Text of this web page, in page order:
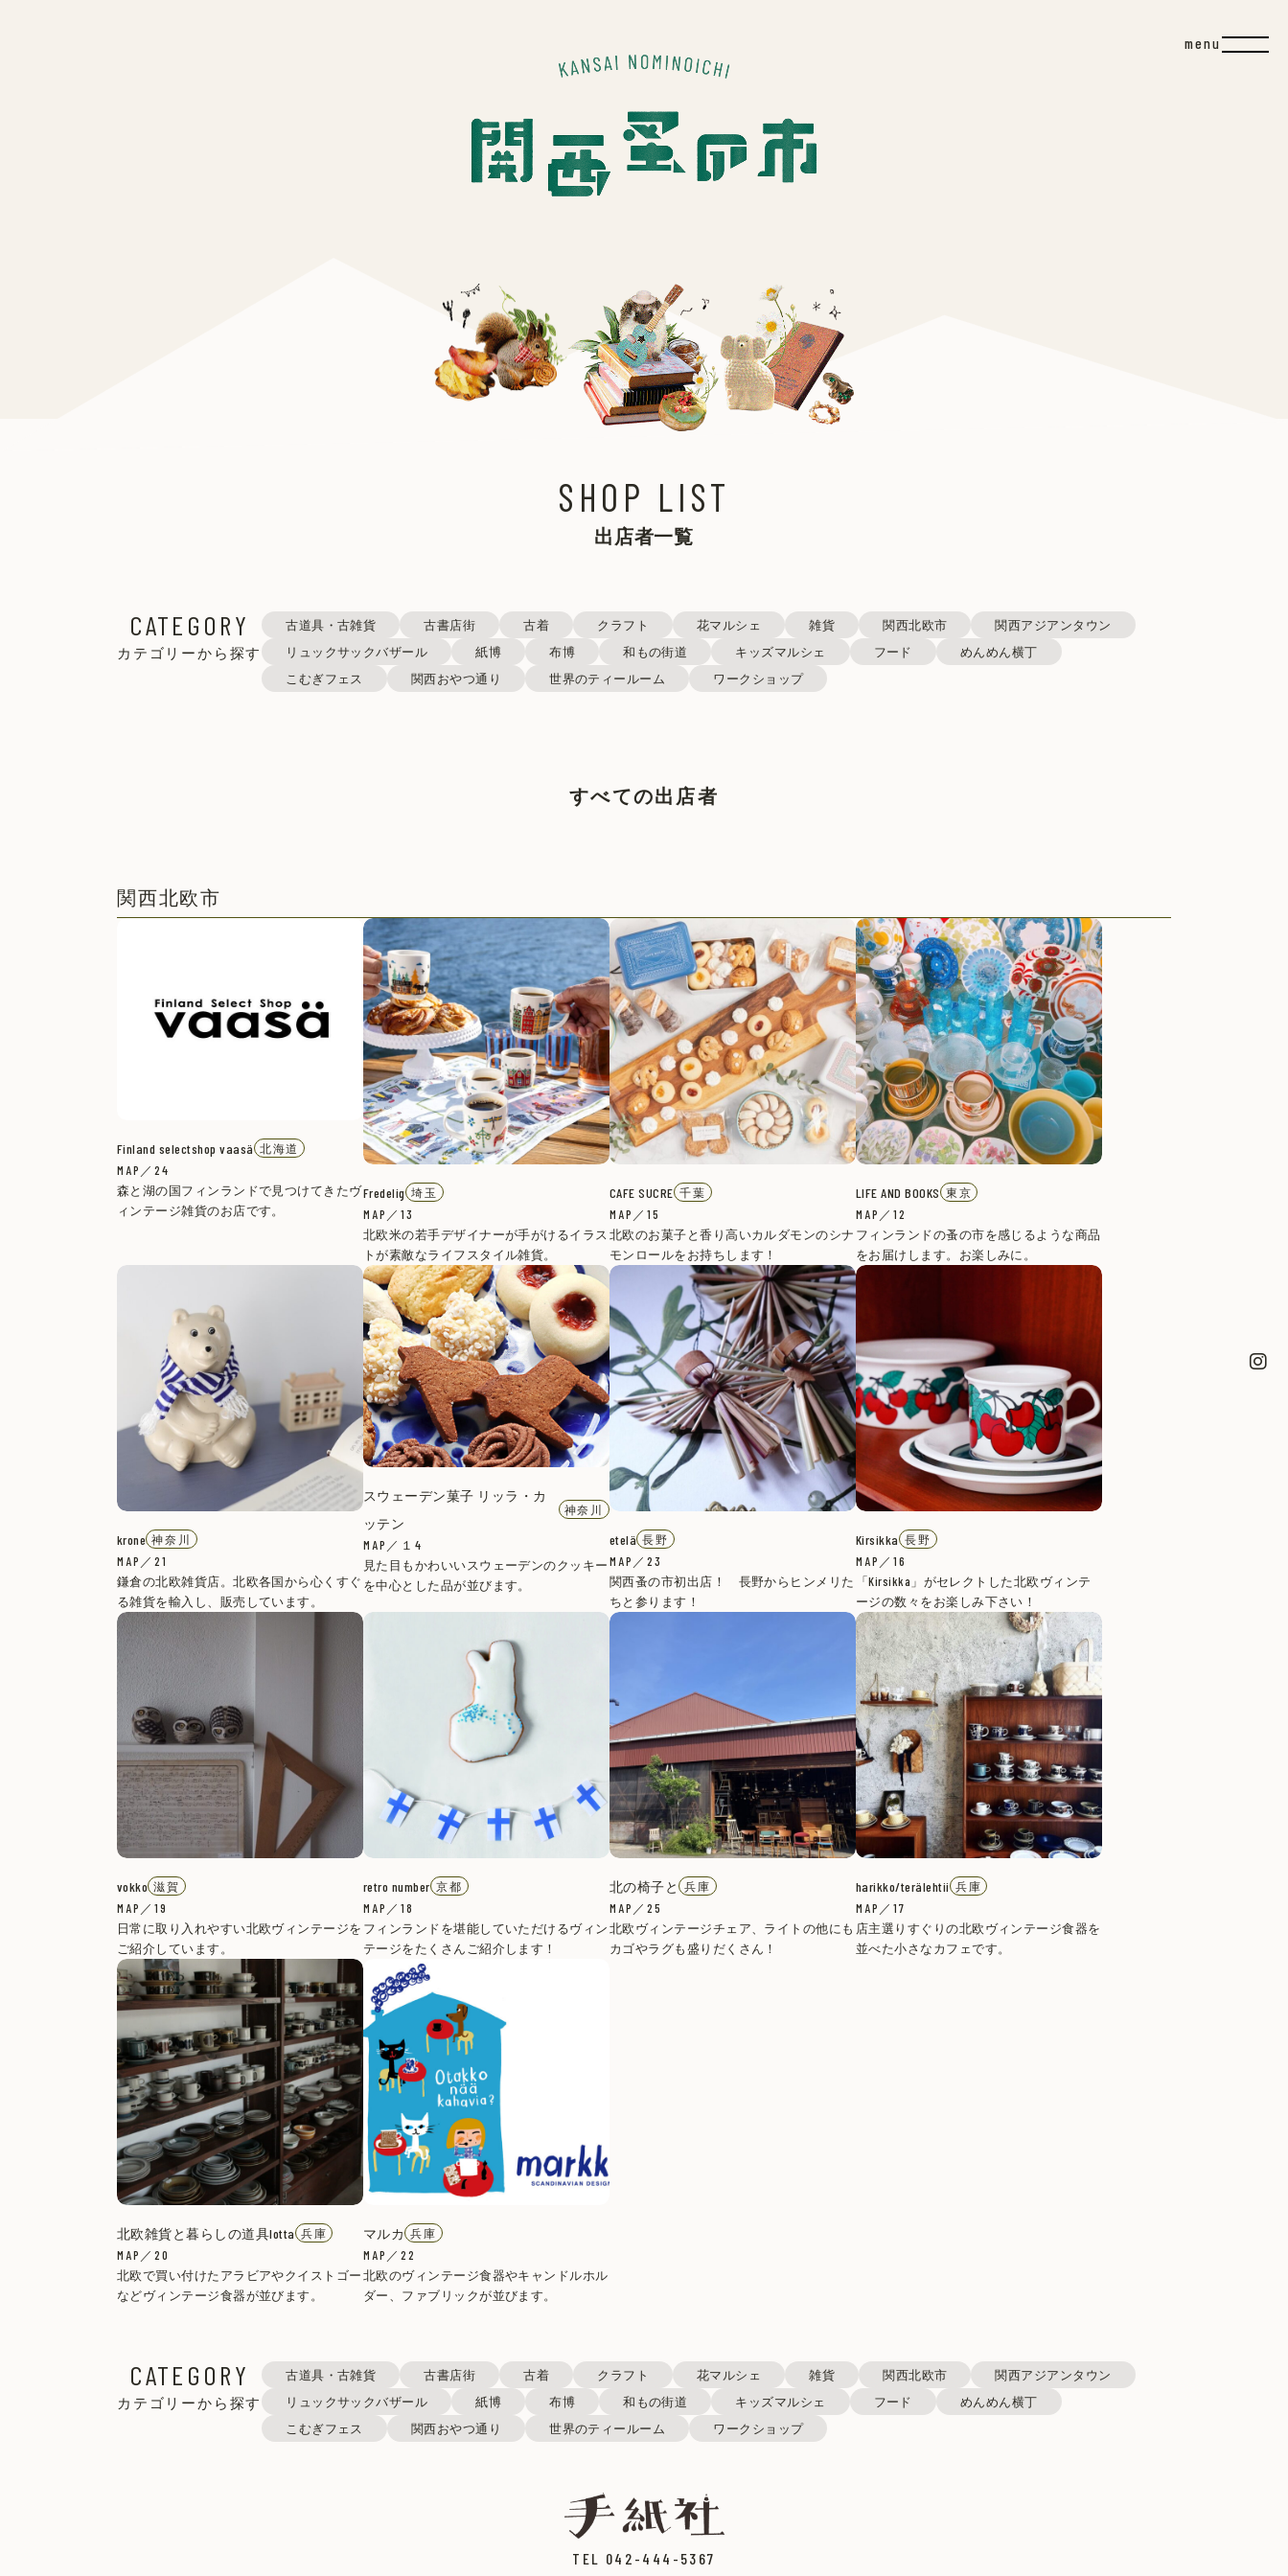
SHOP LIST
出店者一覧
CATEGORY
カテゴリーから探す
古道具・古雑貨 古書店街 古着 クラフト 花マルシェ 雑貨 関西北欧市
関西アジアンタウン
リュックサックバザール
紙博 布博 和もの街道 キッズマルシェ フード
めんめん横丁
こむぎフェス
関西おやつ通り 世界のティールーム ワークショップ
すべての出店者
関西北欧市
Finland selectshop vaasä 北海道
MAP／24
森と湖の国フィンランドで見つけてきたヴ
ィンテージ雑貨のお店です。
Fredelig 埼玉
MAP／13
北欧米の若手デザイナーが手がけるイラス
トが素敵なライフスタイル雑貨。
CAFE SUCRE 千葉
MAP／15
北欧のお菓子と香り高いカルダモンのシナ
モンロールをお持ちします！
LIFE AND BOOKS 東京
MAP／12
フィンランドの蚤の市を感じるような商品
をお届けします。お楽しみに。
krone 神奈川
MAP／21
鎌倉の北欧雑貨店。北欧各国から心くすぐ
る雑貨を輸入し、販売しています。
スウェーデン菓子 リッラ・カ
ッテン
神奈川
MAP／１4
見た目もかわいいスウェーデンのクッキー
を中心とした品が並びます。
etelä 長野
MAP／23
関西蚤の市初出店！ 長野からヒンメリた
ちと参ります！
Kirsikka 長野
MAP／16
「Kirsikka」がセレクトした北欧ヴィンテ
ージの数々をお楽しみ下さい！
vokko 滋賀
MAP／19
日常に取り入れやすい北欧ヴィンテージを
ご紹介しています。
retro number 京都
MAP／18
フィンランドを堪能していただけるヴィン
テージをたくさんご紹介します！
北の椅子と 兵庫
MAP／25
北欧ヴィンテージチェア、ライトの他にも
カゴやラグも盛りだくさん！
harikko/terälehtii 兵庫
MAP／17
店主選りすぐりの北欧ヴィンテージ食器を
並べた小さなカフェです。
北欧雑貨と暮らしの道具lotta 兵庫
MAP／20
北欧で買い付けたアラビアやクイストゴー
などヴィンテージ食器が並びます。
マルカ 兵庫
MAP／22
北欧のヴィンテージ食器やキャンドルホル
ダー、ファブリックが並びます。
CATEGORY
カテゴリーから探す
古道具・古雑貨 古書店街 古着 クラフト 花マルシェ 雑貨 関西北欧市
関西アジアンタウン
リュックサックバザール
紙博 布博 和もの街道 キッズマルシェ フード
めんめん横丁
こむぎフェス
関西おやつ通り 世界のティールーム ワークショップ
TEL 042-444-5367